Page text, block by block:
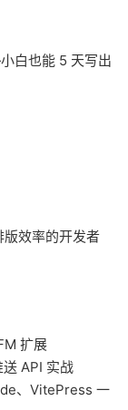
白也能 5 天写出
版效率的开发者
扩展
API 实战
、VitePress 一